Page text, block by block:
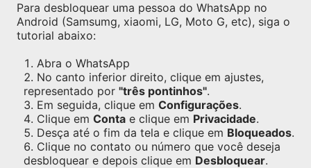
Para desbloquear uma pessoa do WhatsApp no
Android (Samsumg, xiaomi, LG, Moto G, etc), siga o
tutorial abaixo:
Abra o WhatsApp
No canto inferior direito, clique em ajustes,
representado por "três pontinhos".
Em seguida, clique em Configurações.
Clique em Conta e clique em Privacidade.
Desça até o fim da tela e clique em Bloqueados.
Clique no contato ou número que você deseja
desbloquear e depois clique em Desbloquear.